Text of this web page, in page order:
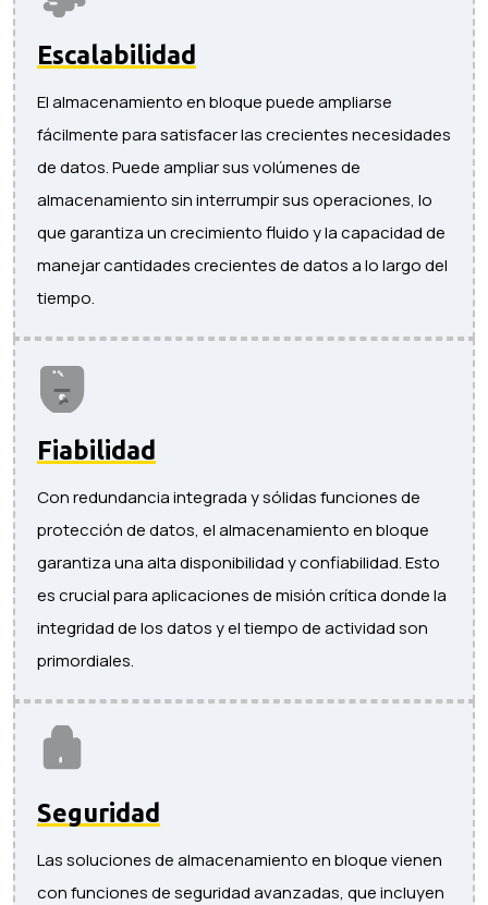
Escalabilidad
El almacenamiento en bloque puede ampliarse
fácilmente para satisfacer las crecientes necesidades
de datos. Puede ampliar sus volúmenes de
almacenamiento sin interrumpir sus operaciones, lo
que garantiza un crecimiento fluido y la capacidad de
manejar cantidades crecientes de datos a lo largo del
tiempo.
Fiabilidad
Con redundancia integrada y sólidas funciones de
protección de datos, el almacenamiento en bloque
garantiza una alta disponibilidad y confiabilidad. Esto
es crucial para aplicaciones de misión crítica donde la
integridad de los datos y el tiempo de actividad son
primordiales.
Seguridad
Las soluciones de almacenamiento en bloque vienen
con funciones de seguridad avanzadas, que incluyen